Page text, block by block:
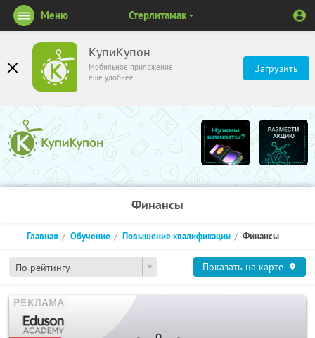
КупиКупон
Мобильное приложение
ещё удобнее
Загрузить
Меню Стерлитамак
Финансы
По рейтингу
Главная Обучение Повышение квалификации Финансы
Показать на карте